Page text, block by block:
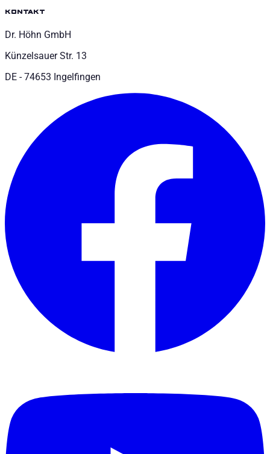
kontakt
Dr. Höhn GmbH
Künzelsauer Str. 13
DE - 74653 Ingelfingen